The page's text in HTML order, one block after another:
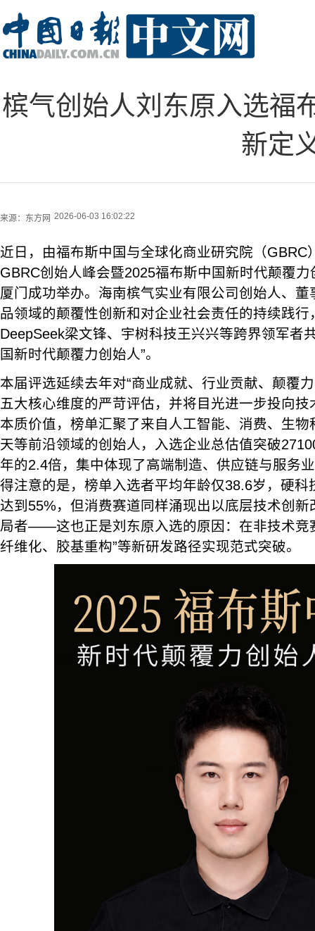
槟气创始人刘东原入选福
新定
来源： 东方网 2026-06-03 16:02:22
近日，由福布斯中国与全球化商业研究院（GBRC
GBRC创始人峰会暨2025福布斯中国新时代颠覆
厦门成功举办。海南槟气实业有限公司创始人、
品领域的颠覆性创新和对企业社会责任的持续践
DeepSeek梁文锋、宇树科技王兴兴等跨界领军者
国新时代颠覆力创始人”。
本届评选延续去年对“商业成就、行业贡献、颠覆
五大核心维度的严苛评估，并将目光进一步投向
本质价值，榜单汇聚了来自人工智能、消费、生
天等前沿领域的创始人，入选企业总估值突破
年的2.4倍，集中体现了高端制造、供应链与服务
得注意的是，榜单入选者平均年龄仅38.6岁，硬科
达到55%，但消费赛道同样涌现出以底层技术创
局者——这也正是刘东原入选的原因：在非技术竞
纤维化、胶基重构”等新研发路径实现范式突破。